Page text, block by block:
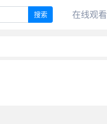
搜索 在线观看